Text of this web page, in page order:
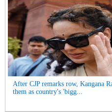
After CJP remarks row, Kangana
them as country's 'bigg...